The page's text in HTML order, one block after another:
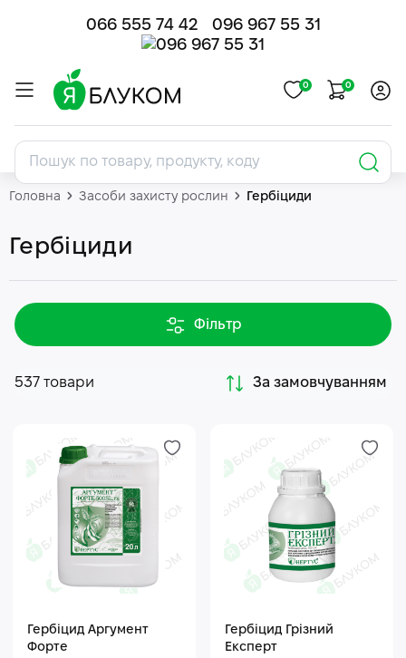
066 555 74 42 096 967 55 31
0 0
Головна Засоби захисту рослин Гербіциди
Гербіциди
Фільтр
537 товари За замовчуванням
Гербіцид Аргумент
Форте
Гербіцид Грізний
Експерт